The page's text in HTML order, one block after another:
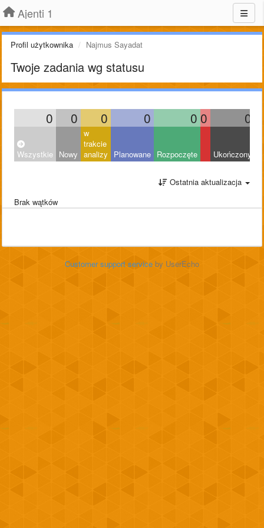
Ajenti 1
Profil użytkownika Najmus Sayadat
Twoje zadania wg statusu
0 0 0 0 0 0 0
Wszystkie Nowy
w
trakcie
analizy
Planowane Rozpoczęte Ukończony
Ostatnia aktualizacja
Brak wątków
Customer support service by UserEcho